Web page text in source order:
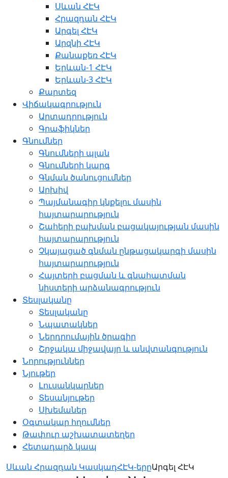
Սևան ՀԷԿ
Հրազդան ՀԷԿ
Արգել ՀԷԿ
Արզնի ՀԷԿ
Քանաքեռ ՀԷԿ
Երևան-1 ՀԷԿ
Երևան-3 ՀԷԿ
Քարտեզ
Վիճակագրություն
Արտադրություն
Գրաֆիկներ
Գնումներ
Գնումների պլան
Գնումների կարգ
Գնման ծանուցումներ
Արխիվ
Պայմանագիր կնքելու մասին
հայտարարություն
Շահերի բախման բացակայության մասին
հայտարարություն
Չկայացած գնման ընթացակարգի մասին
հայտարարություն
Հայտերի բացման և գնահատման
նիստերի արձանագրություն
Տեսլականը
Տեսլականը
Նպատակներ
Ներդրումային ծրագիր
Շրջակա միջավայր և անվտանգություն
Նորություններ
Նյութեր
Լուսանկարներ
Տեսանյութեր
Սխեմաներ
Օգտակար հղումներ
Թափուր աշխատատեղեր
Հետադարձ կապ
Սևան Հրազդան ԿասկադՀԷԿ-երըԱրգել ՀԷԿ